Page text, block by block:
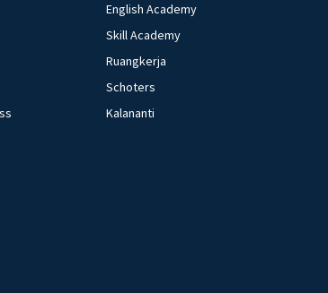
English Academy
Skill Academy
Ruangkerja
Schoters
Kalananti